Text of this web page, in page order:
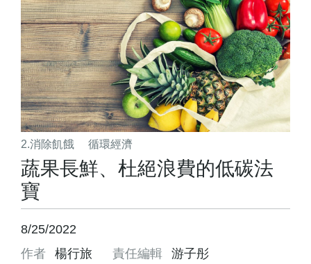
2.消除飢餓 循環經濟
蔬果長鮮、杜絕浪費的低碳法
寶
8/25/2022
作者
楊行旅 責任編輯
游子彤